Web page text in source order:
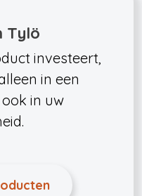
Tylö
investeert,
in een
in uw